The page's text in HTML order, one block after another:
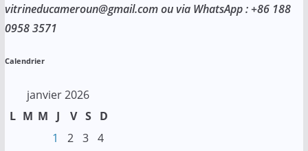
vitrineducameroun@gmail.com ou via WhatsApp : +86 188
0958 3571
Calendrier
janvier 2026
L M M J V S D
1
2 3
4